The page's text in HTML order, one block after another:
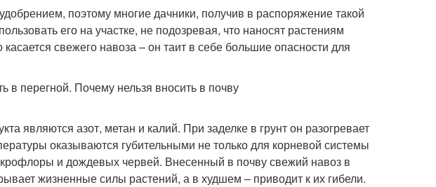
поэтому многие дачники, получив в распоряжение такой
его на участке, не подозревая, что наносят растениям
свежего навоза – он таит в себе большие опасности для
являются азот, метан и калий. При заделке в грунт он разогревает
оказываются губительными не только для корневой системы
и дождевых червей. Внесенный в почву свежий навоз в
жизненные силы растений, а в худшем – приводит к их гибели.